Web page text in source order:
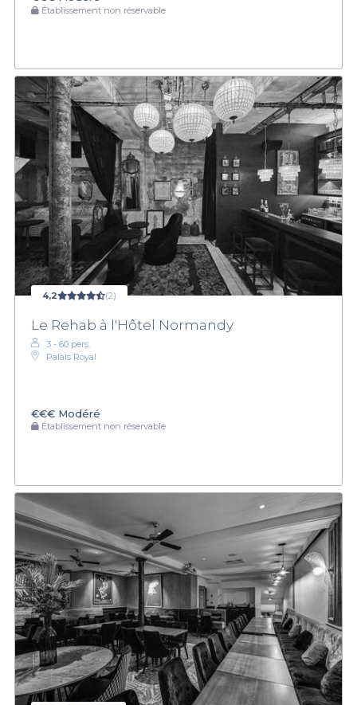
Établissement non réservable
4,2 (2)
Le Rehab à l'Hôtel Normandy
3 - 60 pers.
Palais Royal
€€€ Modéré
Établissement non réservable